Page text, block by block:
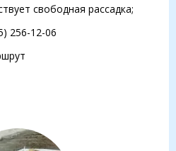
свободная рассадка;
256-12-06